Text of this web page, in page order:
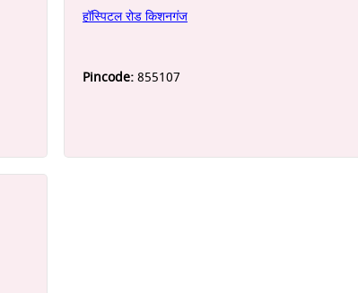
हॉस्पिटल रोड किशनगंज
Pincode:855107